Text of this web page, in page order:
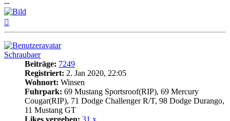
--
Schraubaer
Beiträge: 7249
Registriert: 2. Jan 2020, 22:05
Wohnort: Winsen
Fuhrpark: 69 Mustang Sportsroof(RIP), 69 Mercury
Cougar(RIP), 71 Dodge Challenger R/T, 98 Dodge Durango,
11 Mustang GT
Likes vergeben: 31 x